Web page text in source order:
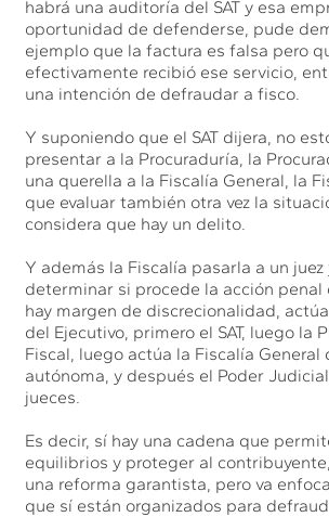
habrá una auditoría del SAT y esa
oportunidad de defenderse, pude
ejemplo que la factura es falsa pero
efectivamente recibió ese servicio,
una intención de defraudar a fisco.
Y suponiendo que el SAT dijera, no
presentar a la Procuraduría, la
una querella a la Fiscalía General, la
que evaluar también otra vez la
considera que hay un delito.
Y además la Fiscalía pasarla a un juez
determinar si procede la acción penal
hay margen de discrecionalidad,
del Ejecutivo, primero el SAT, luego la
Fiscal, luego actúa la Fiscalía General
autónoma, y después el Poder
jueces.
Es decir, sí hay una cadena que
equilibrios y proteger al
una reforma garantista, pero va
que sí están organizados para